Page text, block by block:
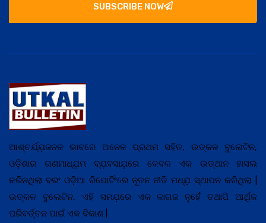
SUBSCRIBE NOW
ଆଶ୍ଚର୍ଯ୍ଯ଼ଜନକ ଭାବରେ ଅନେକ ପ୍ରଥମ ସହିତ, ଉତ୍କଳ ବୁଲେଟିନ,
ଓଡ଼ିଶାର ଗଣମାଧ୍ଯ଼ମ ବ୍ଯ଼ବସାଯ଼ରେ କେବଳ ଏକ ଉତ୍ଥାନ ହାସଲ
କରିନଥିଲା ବରଂ ଓଡ଼ିଆ ରିପୋର୍ଟିଂରେ ନୂତନ ନୀତି ମଧ୍ଯ଼ ସ୍ଥାପନ କରିଥିଲା |
ଉତ୍କଳ ବୁଲେଟିନ, ଏହି ସମଯ଼ରେ ଏକ କାଗଜ ନୁହେଁ ତଥାପି ଆର୍ଥିକ
ପରିବର୍ତ୍ତନ ପାଇଁ ଏକ ବିକାଶ |